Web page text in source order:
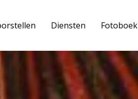
Diensten Fotoboek